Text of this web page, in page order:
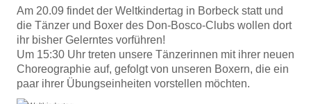
Am 20.09 findet der Weltkindertag in Borbeck statt und
die Tänzer und Boxer des Don-Bosco-Clubs wollen dort
ihr bisher Gelerntes vorführen!
Um 15:30 Uhr treten unsere Tänzerinnen mit ihrer neuen
Choreographie auf, gefolgt von unseren Boxern, die ein
paar ihrer Übungseinheiten vorstellen möchten.